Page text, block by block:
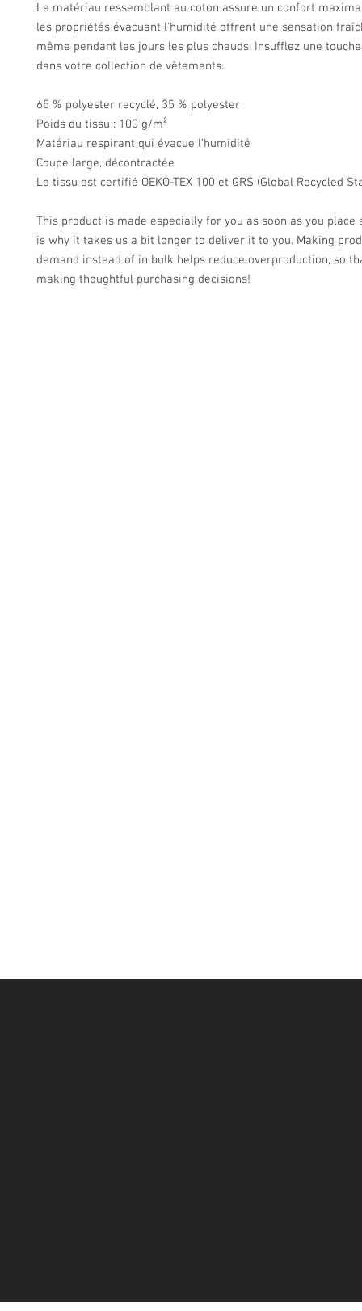
Le matériau ressemblant au coton assure un confort
les propriétés évacuant l'humidité offrent une sensation
même pendant les jours les plus chauds. Insufflez une
dans votre collection de vêtements.
65 % polyester recyclé, 35 % polyester
Poids du tissu : 100 g/m²
Matériau respirant qui évacue l'humidité
Coupe large, décontractée
Le tissu est certifié OEKO-TEX 100 et GRS (Global Recycled
This product is made especially for you as soon as you place
is why it takes us a bit longer to deliver it to you. Making
demand instead of in bulk helps reduce overproduction, so
making thoughtful purchasing decisions!